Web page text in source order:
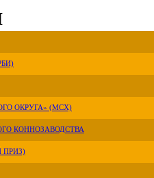
ОКРУГА» (МСХ)
КОННОЗАВОДСТВА
ПРИЗ)